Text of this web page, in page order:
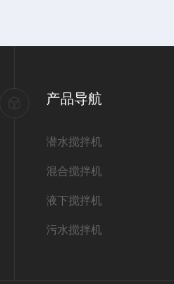
产品导航
潜水搅拌机
混合搅拌机
液下搅拌机
污水搅拌机